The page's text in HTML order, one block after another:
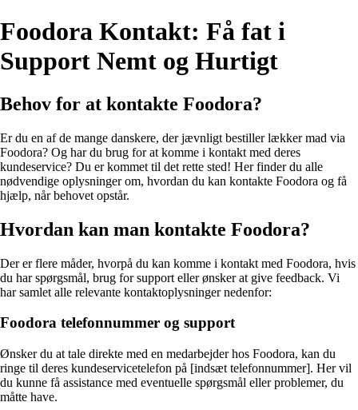
Foodora Kontakt: Få fat i
Support Nemt og Hurtigt
Behov for at kontakte Foodora?
Er du en af de mange danskere, der jævnligt bestiller lækker mad via
Foodora? Og har du brug for at komme i kontakt med deres
kundeservice? Du er kommet til det rette sted! Her finder du alle
nødvendige oplysninger om, hvordan du kan kontakte Foodora og få
hjælp, når behovet opstår.
Hvordan kan man kontakte Foodora?
Der er flere måder, hvorpå du kan komme i kontakt med Foodora, hvis
du har spørgsmål, brug for support eller ønsker at give feedback. Vi
har samlet alle relevante kontaktoplysninger nedenfor:
Foodora telefonnummer og support
Ønsker du at tale direkte med en medarbejder hos Foodora, kan du
ringe til deres kundeservicetelefon på [indsæt telefonnummer]. Her vil
du kunne få assistance med eventuelle spørgsmål eller problemer, du
måtte have.